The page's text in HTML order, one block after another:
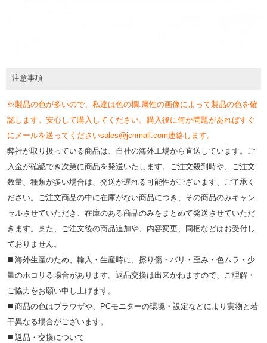
注意事項
※製品の色が多いので、私達は色の欄:属性の画像によって製品の色を確
認します。安心して購入してください。購入後に何か問題があればすぐ
にメールを送ってくださいsales@jcnmall.com連絡します。
弊社が取り扱っている商品は、自社の海外工場から直送しています。ご
入金が確認でき次第に商品を発送いたします。ご注文殺到時や、ご注文
数量、種類が多い場合は、発送が遅れる可能性がございます、ご了承く
ださい。ご注文商品の中に在庫がない商品につき、その商品のみキャン
セルさせていただき、在庫のある商品のみをまとめて発送させていただ
きます。また、ご注文後の商品追加や、内容変更、同梱などはお受付し
ておりません。
◼️ 海外⽣産のため、輸⼊・⽣産時に、擦り傷・バリ・歪み・色ムラ・少
量のホコリる場合があります。返品交換は出来かねますので、ご理解・
ご協⼒をお願い申し上げます。
◼️ 商品の⾊はブラウザや、PCモニターの環境・設定などにより実物と若
⼲異なる場合がございます。
◼️ 返品・交換について